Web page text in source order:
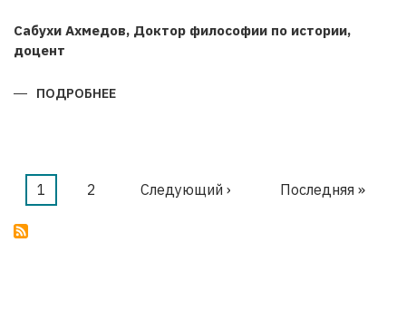
Сабухи Ахмедов, Доктор философии по истории,
доцент
ПОДРОБНЕЕ
ОСВОБОЖДАЕМ
Нумерация
страниц
Текущая
1 Страница
2
Следующая
Следующий ›
Последняя
Последняя »